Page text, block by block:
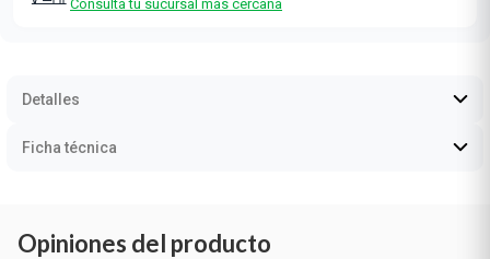
Consultá tu sucursal más cercana
Detalles
Ficha técnica
Opiniones del producto